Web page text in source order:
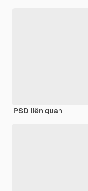
PSD liên quan